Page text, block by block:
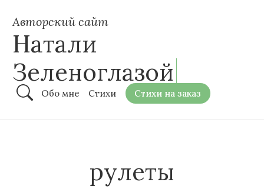
Авторский сайт
Натали
Зеленоглазой
Обо мне Стихи Стихи на заказ
рулеты